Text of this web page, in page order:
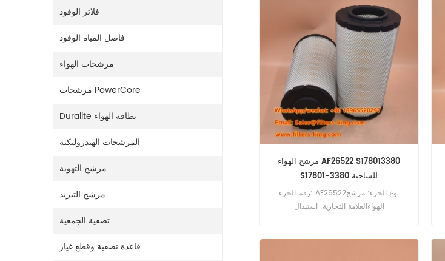
فلاتر الوقود
فاصل المياه الوقود
مرشحات الهواء
مرشحات PowerCore
Duralite نظافة الهواء
المرشحات الهيدروليكية
مرشح التهوية
مرشح التبريد
تصفية الجمعية
قاعدة تصفية وقطع غيار
مرشح الهواء AF26522 S178013380
S17801-3380 للشاحنة
رقم الجزء: AF26522نوع الجزء: مرشح
الهواءالعلامة التجارية: استبدال